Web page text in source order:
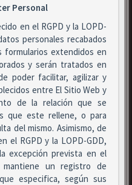
Personal
en el RGPD y la LOPD-
personales recabados
formularios extendidos en
y serán tratados en
poder facilitar, agilizar y
entre El Sitio Web y
de la relación que se
que este rellene, o para
del mismo. Asimismo, de
el RGPD y la LOPD-GDD,
excepción prevista en el
un registro de
especifica, según sus